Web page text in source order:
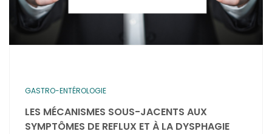
GASTRO-ENTÉROLOGIE
LES MÉCANISMES SOUS-JACENTS AUX
SYMPTÔMES DE REFLUX ET À LA DYSPHAGIE